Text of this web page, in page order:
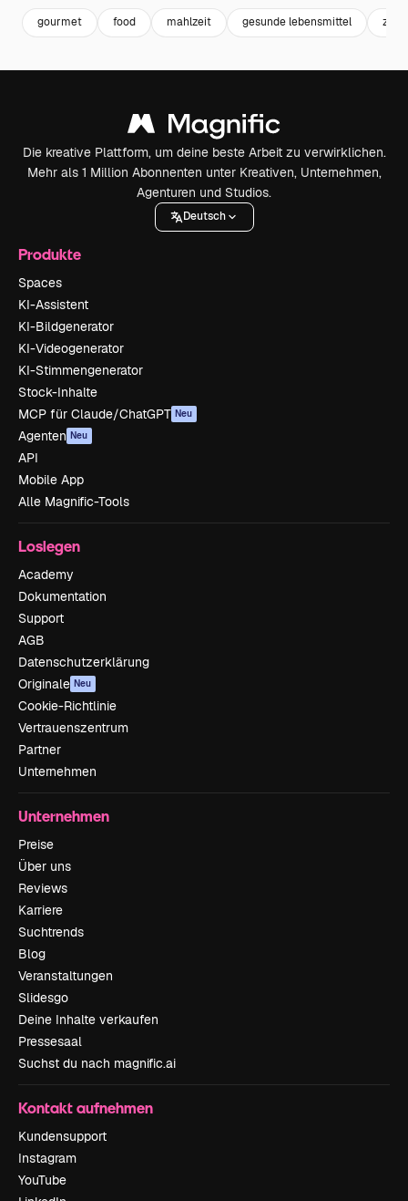
gourmet food mahlzeit gesunde lebensmittel
Die kreative Plattform, um deine beste Arbeit zu verwirklichen.
Mehr als 1 Million Abonnenten unter Kreativen, Unternehmen,
Agenturen und Studios.
Deutsch
Produkte
Spaces
KI-Assistent
KI-Bildgenerator
KI-Videogenerator
KI-Stimmengenerator
Stock-Inhalte
MCP für Claude/ChatGPT Neu
Agenten Neu
API
Mobile App
Alle Magnific-Tools
Loslegen
Academy
Dokumentation
Support
AGB
Datenschutzerklärung
Originale Neu
Cookie-Richtlinie
Vertrauenszentrum
Partner
Unternehmen
Unternehmen
Preise
Über uns
Reviews
Karriere
Suchtrends
Blog
Veranstaltungen
Slidesgo
Deine Inhalte verkaufen
Pressesaal
Suchst du nach magnific.ai
Kontakt aufnehmen
Kundensupport
Instagram
YouTube